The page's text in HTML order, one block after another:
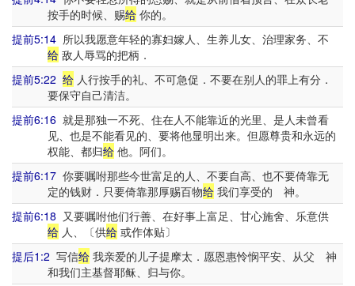
按手的时候、赐给你的。
提前5:14 所以我愿意年轻的寡妇嫁人、生养儿女、治理家务、不
给敌人辱骂的把柄．
提前5:22 给 人行按手的礼、不可急促．不要在别人的罪上有分．
要保守自己清洁。
提前6:16 就是那独一不死、住在人不能靠近的光里、是人未曾看
见、也是不能看见的、要将他显明出来。但愿尊贵和永远的
权能、都归给他。阿们。
提前6:17 你要嘱咐那些今世富足的人、不要自高、也不要倚靠无
定的钱财．只要倚靠那厚赐百物给我们享受的 神。
提前6:18 又要嘱咐他们行善、在好事上富足、甘心施舍、乐意供
给人、〔供给或作体贴〕
提后1:2 写信给 我亲爱的儿子提摩太．愿恩惠怜悯平安、从父 神
和我们主基督耶稣、归与你。